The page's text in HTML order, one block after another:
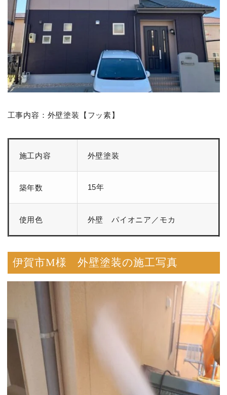
工事内容：外壁塗装【フッ素】
施工内容 外壁塗装
築年数 15年
使用色 外壁 パイオニア／モカ
伊賀市M様 外壁塗装の施工写真